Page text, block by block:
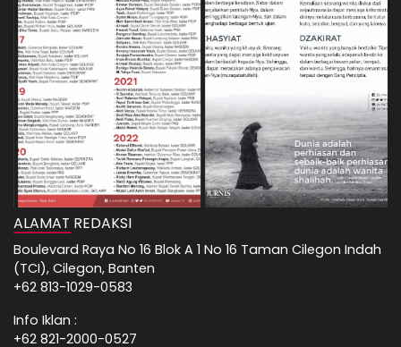
ALAMAT REDAKSI
Boulevard Raya No 16 Blok A 1 No 16 Taman Cilegon Indah
(TCI), Cilegon, Banten
+62 813-1029-0583
Info Iklan :
+62 821-2000-0527